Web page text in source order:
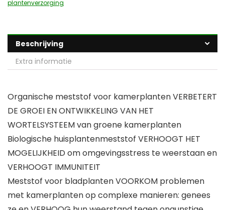
plantenverzorging
Beschrijving
Extra informatie
Organische meststof voor kamerplanten VERBETERT
DE GROEI EN ONTWIKKELING VAN HET
WORTELSYSTEEM van groene kamerplanten
Biologische huisplantenmeststof VERHOOGT HET
MOGELIJKHEID om omgevingsstress te weerstaan ​​en
VERHOOGT IMMUNITEIT
Meststof voor bladplanten VOORKOM problemen
met kamerplanten op complexe manieren: genees